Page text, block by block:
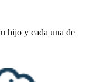
hijo y cada una de